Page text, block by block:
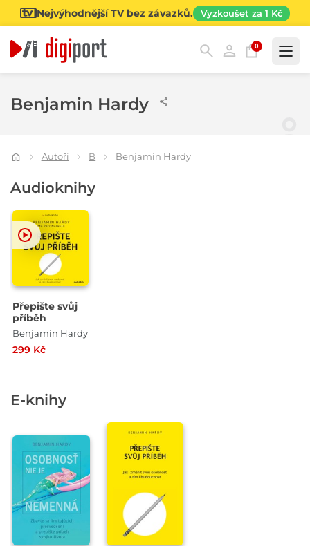
Nejvýhodnější TV bez závazků. Vyzkoušet za 1 Kč
0
Benjamin Hardy
Autoři B Benjamin Hardy
Audioknihy
Přepište svůj
příběh
Benjamin Hardy
299 Kč
E-knihy